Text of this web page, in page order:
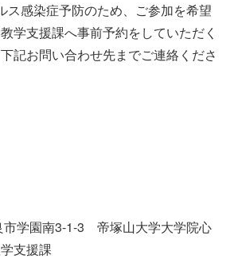
ス感染症予防のため、ご参加を希望
学支援課へ事前予約をしていただく
記お問い合わせ先までご連絡くださ
学園南3-1-3 帝塚山大学大学院心
支援課